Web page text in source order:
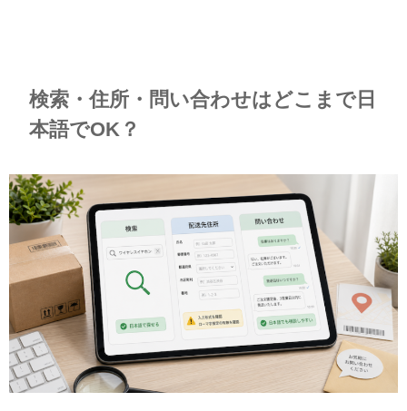
検索・住所・問い合わせはどこまで日
本語でOK？